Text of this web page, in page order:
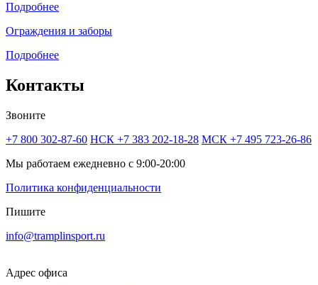
Подробнее
Ограждения и заборы
Подробнее
Контакты
Звоните
+7 800 302-87-60 НСК +7 383 202-18-28 МСК +7 495 723-26-86
Мы работаем ежедневно с 9:00-20:00
Политика конфиденциальности
Пишите
info@tramplinsport.ru
Адрес офиса